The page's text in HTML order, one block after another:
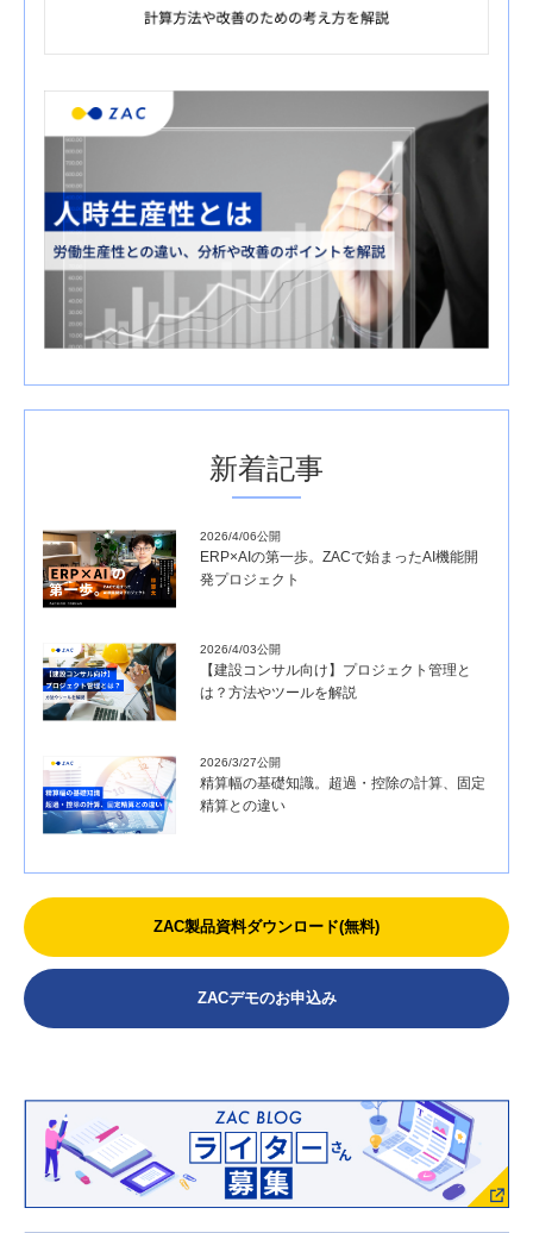
新着記事
2026/4/06公開
ERP×AIの第一歩。ZACで始まったAI機能開
発プロジェクト
2026/4/03公開
【建設コンサル向け】プロジェクト管理と
は？方法やツールを解説
2026/3/27公開
精算幅の基礎知識。超過・控除の計算、固定
精算との違い
ZAC製品資料ダウンロード(無料)
ZACデモのお申込み